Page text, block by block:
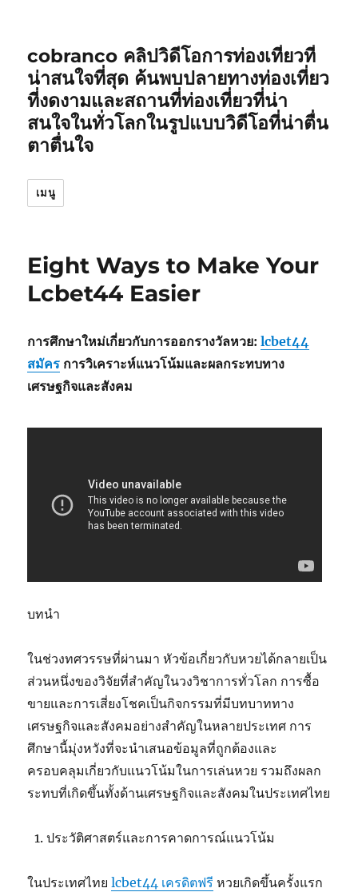
cobranco คลิปวิดีโอการท่องเที่ยวที่
น่าสนใจที่สุด ค้นพบปลายทางท่องเที่ยว
ที่งดงามและสถานที่ท่องเที่ยวที่น่า
สนใจในทั่วโลกในรูปแบบวิดีโอที่น่าตื่น
ตาตื่นใจ
เมนู
Eight Ways to Make Your
Lcbet44 Easier
การศึกษาใหม่เกี่ยวกับการออกรางวัลหวย:lcbet44
สมัคร การวิเคราะห์แนวโน้มและผลกระทบทาง
เศรษฐกิจและสังคม
บทนำ
ในช่วงทศวรรษที่ผ่านมา หัวข้อเกี่ยวกับหวยได้กลายเป็น
ส่วนหนึ่งของวิจัยที่สำคัญในวงวิชาการทั่วโลก การซื้อ
ขายและการเสี่ยงโชคเป็นกิจกรรมที่มีบทบาททาง
เศรษฐกิจและสังคมอย่างสำคัญในหลายประเทศ การ
ศึกษานี้มุ่งหวังที่จะนำเสนอข้อมูลที่ถูกต้องและ
ครอบคลุมเกี่ยวกับแนวโน้มในการเล่นหวย รวมถึงผลก
ระทบที่เกิดขึ้นทั้งด้านเศรษฐกิจและสังคมในประเทศไทย
ประวัติศาสตร์และการคาดการณ์แนวโน้ม
ในประเทศไทยlcbet44 เครดิตฟรี หวยเกิดขึ้นครั้งแรก